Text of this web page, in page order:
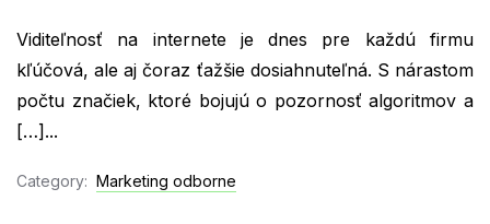
Viditeľnosť na internete je dnes pre každú firmu
kľúčová, ale aj čoraz ťažšie dosiahnuteľná. S nárastom
počtu značiek, ktoré bojujú o pozornosť algoritmov a
[…]...
Category: Marketing odborne